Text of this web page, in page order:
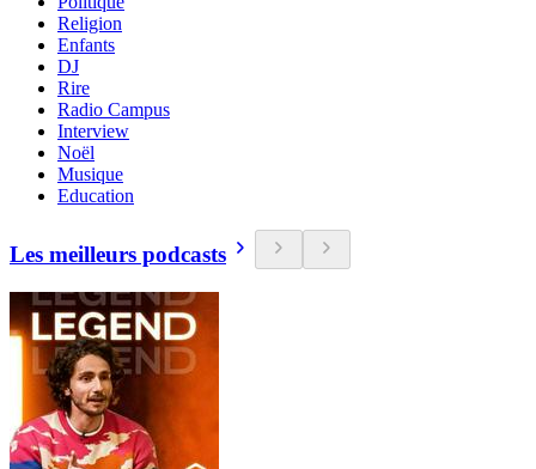
Religion
Enfants
DJ
Rire
Radio Campus
Interview
Noël
Musique
Education
Les meilleurs podcasts